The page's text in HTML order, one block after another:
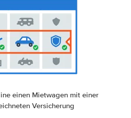
einen Mietwagen mit einer
Versicherung